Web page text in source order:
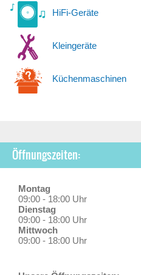
HiFi-Geräte
Kleingeräte
Küchenmaschinen
Öffnungszeiten:
Montag
09:00 - 18:00 Uhr
Dienstag
09:00 - 18:00 Uhr
Mittwoch
09:00 - 18:00 Uhr